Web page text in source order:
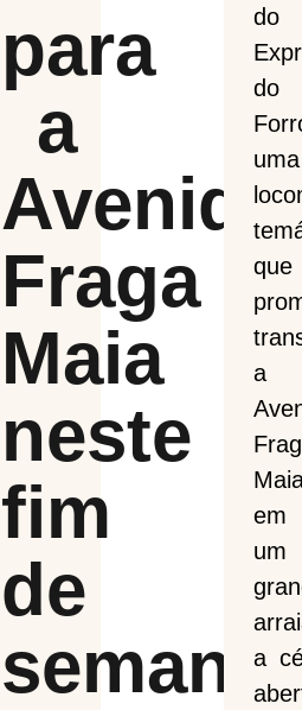
para
a
Avenida
Fraga
Maia
neste
fim
de
semana
do
do
uma
que
a
em
um
a